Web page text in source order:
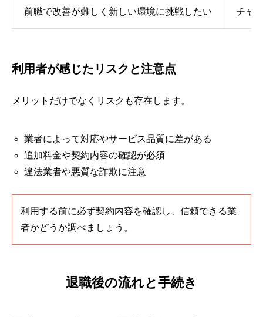
前職で改善が難しく新しい環境に挑戦したい チャ
利用者が感じたリスクと注意点
メリットだけでなくリスクも存在します。
業者によって対応やサービス品質に差がある
追加料金や契約内容の確認が必須
違法業者や悪質な詐欺に注意
利用する前に必ず契約内容を確認し、信頼できる業
者かどうか調べましょう。
退職後の流れと手続き